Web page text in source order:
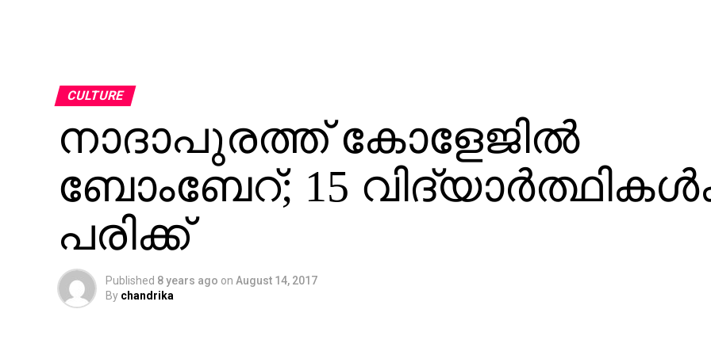
CULTURE
നാദാപുരത്ത് കോളേജില്‍
ബോംബേറ്; 15
പരിക്ക്
Published 8 years ago on August 14, 2017
By chandrika